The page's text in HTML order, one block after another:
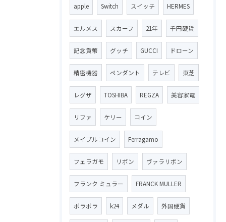
apple Switch スイッチ HERMES
エルメス スカーフ 21年 千円硬貨
記念貨幣 グッチ GUCCI ドローン
精密機器 ペンダント テレビ 東芝
レグザ TOSHIBA REGZA 美容家電
リファ ケリー コイン
メイプルコイン Ferragamo
フェラガモ リボン ヴァラリボン
フランク ミュラー FRANCK MULLER
ボラボラ k24 メダル 外国硬貨